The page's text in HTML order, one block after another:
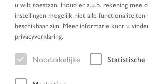
Zoek
Home
u wilt toestaan. Houd er a.u.b. rekening mee
instellingen mogelijk niet alle functionaliteiten
beschikbaar zijn. Meer informatie kunt u
privacyverklaring.
Noodzakelijke Statistische